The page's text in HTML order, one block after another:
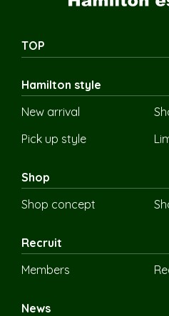
TOP
Hamilton style
New arrival
Pick up style
Shop
Shop concept
Recruit
Members
News